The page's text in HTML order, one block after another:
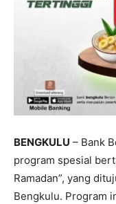
BENGKULU – Bank
program spesial
Ramadan”, yang
Bengkulu. Program